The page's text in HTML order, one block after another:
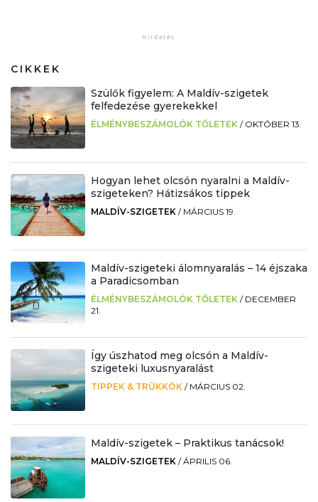
CIKKEK
Szülők figyelem: A Maldív-szigetek
felfedezése gyerekekkel
ÉLMÉNYBESZÁMOLÓK TŐLETEK / OKTÓBER 13.
Hogyan lehet olcsón nyaralni a Maldív-
szigeteken? Hátizsákos tippek
MALDÍV-SZIGETEK / MÁRCIUS 19.
Maldív-szigeteki álomnyaralás – 14 éjszaka
a Paradicsomban
ÉLMÉNYBESZÁMOLÓK TŐLETEK / DECEMBER
21.
Így úszhatod meg olcsón a Maldív-
szigeteki luxusnyaralást
TIPPEK & TRÜKKÖK / MÁRCIUS 02.
Maldív-szigetek – Praktikus tanácsok!
MALDÍV-SZIGETEK /ÁPRILIS 06.